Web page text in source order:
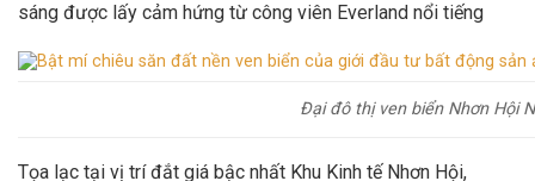
sáng được lấy cảm hứng từ công viên Everland nổi tiếng
Đại đô thị ven biển Nhơn Hội
Tọa lạc tại vị trí đắt giá bậc nhất Khu Kinh tế Nhơn Hội,